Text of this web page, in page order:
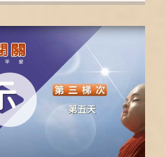
，就會沒完沒了。